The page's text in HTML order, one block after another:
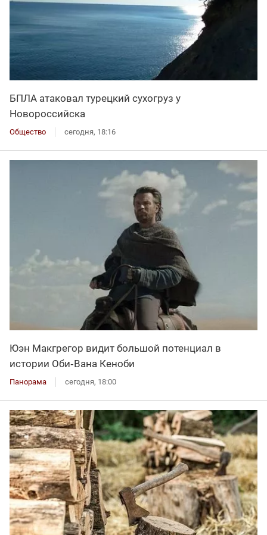
БПЛА атаковал турецкий сухогруз у
Новороссийска
Общество сегодня, 18:16
Юэн Макгрегор видит большой потенциал в
истории Оби‑Вана Кеноби
Панорама сегодня, 18:00